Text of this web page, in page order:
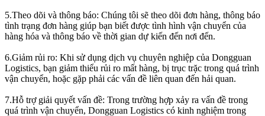
5.Theo dõi và thông báo: Chúng tôi sẽ theo dõi đơn hàng, thông báo
tình trạng đơn hàng giúp bạn biết được tình hình vận chuyển của
hàng hóa và thông báo về thời gian dự kiến đến nơi đến.
6.Giảm rủi ro: Khi sử dụng dịch vụ chuyên nghiệp của Dongguan
Logistics, bạn giảm thiểu rủi ro mất hàng, bị trục trặc trong quá trình
vận chuyển, hoặc gặp phải các vấn đề liên quan đến hải quan.
7.Hỗ trợ giải quyết vấn đề: Trong trường hợp xảy ra vấn đề trong
quá trình vận chuyển, Dongguan Logistics có kinh nghiệm trong